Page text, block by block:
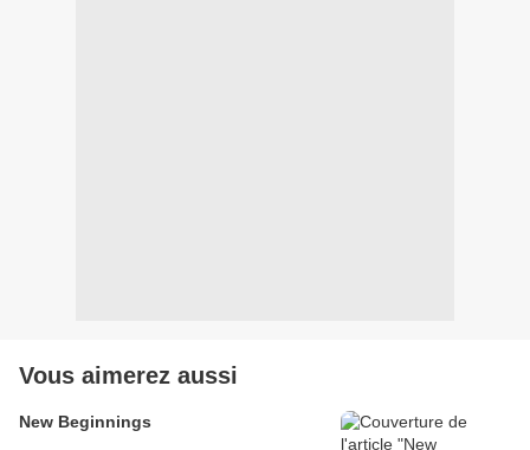
Vous aimerez aussi
New Beginnings